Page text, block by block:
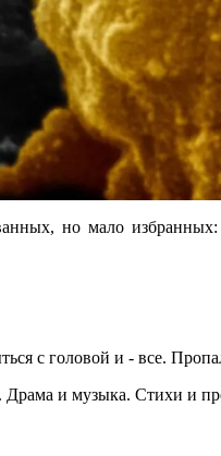
но мало
с головой и - все.
Драма и музыка. Стихи и